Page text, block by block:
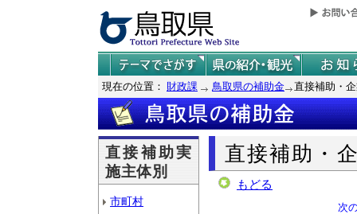
現在の位置： 財政課 鳥取県の補助金 直接補助・
直接補助実
施主体別
市町村
直接補助・
もどる
次